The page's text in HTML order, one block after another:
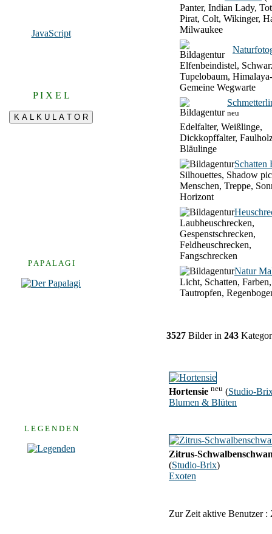
JavaScript
P I X E L
P A P A L A G I
L E G E N D E N
Panter, Indian Lady,
Pirat, Colt, Wikinger,
Milwaukee
Elfenbeindistel,
Tupelobaum,
Gemeine Wegwarte
neu
Edelfalter, Weißlinge,
Dickkopffalter,
Bläulinge
Schatten
Silhouettes, Shadow
Menschen, Treppe,
Horizont
Laubheuschrecken,
Gespenstschrecken,
Feldheuschrecken,
Fangschrecken
Natur
Licht, Schatten,
Tautropfen,
3527 Bilder in 243
Hortensie neu (Studio-
Blumen & Blüten
Zitrus-
(Studio-Brix)
Exoten
Zur Zeit aktive Benutzer :